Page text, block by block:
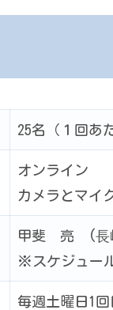
25名（１回あ
オンライン
カメラとマイ
甲斐 亮 (⻑
※スケジュー
毎週土曜日1